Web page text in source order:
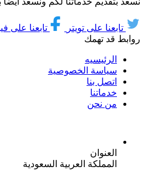
تابعنا على تويتر تابعنا على
روابط قد تهمك
الرئيسيه
سياسة الخصوصية
اتصل بنا
خدماتنا
من نحن
العنوان
المملكة العربية السعودية